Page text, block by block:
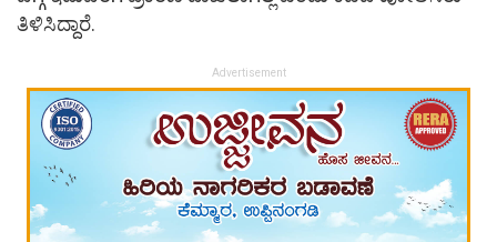
ತಿಳಿಸಿದ್ದಾರೆ.
Advertisement